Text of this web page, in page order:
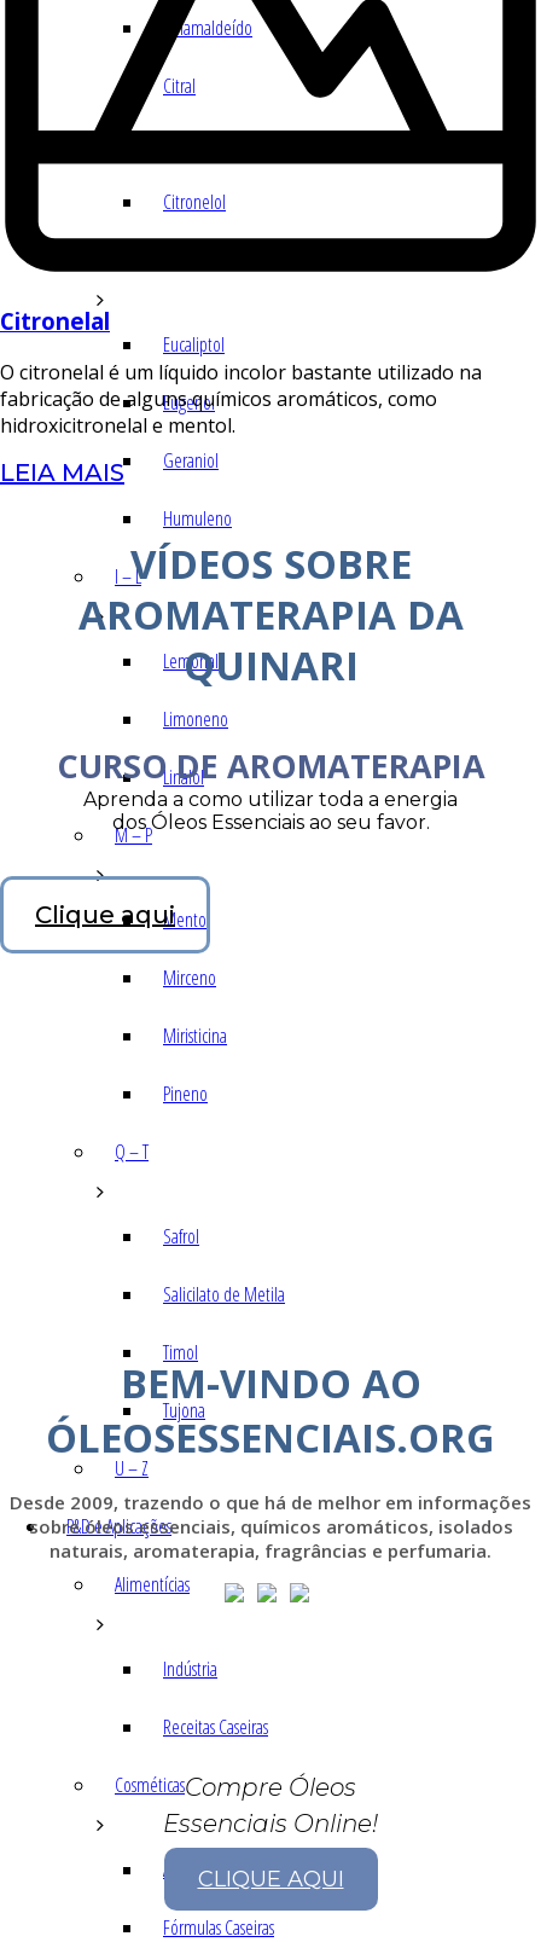
Cinamaldeído
Citral
Citronelol
Eucaliptol
Eugenol
Geraniol
Humuleno
I – L
Lemonal
Limoneno
Linalol
M – P
Mentol
Mirceno
Miristicina
Pineno
Q – T
Safrol
Salicilato de Metila
Timol
Tujona
U – Z
P&D e Aplicações
Alimentícias
Indústria
Receitas Caseiras
Cosméticas
Aromaterapia
Fórmulas Caseiras
Citronelal
O citronelal é um líquido incolor bastante utilizado na
fabricação de alguns químicos aromáticos, como
hidroxicitronelal e mentol.
LEIA MAIS
VÍDEOS SOBRE
AROMATERAPIA DA
QUINARI
CURSO DE AROMATERAPIA
Aprenda a como utilizar toda a energia
dos Óleos Essenciais ao seu favor.
Clique aqui
BEM-VINDO AO
ÓLEOSESSENCIAIS.ORG
Desde 2009, trazendo o que há de melhor em informações
sobre óleos essenciais, químicos aromáticos, isolados
naturais, aromaterapia, fragrâncias e perfumaria.
Compre Óleos
Essenciais Online!
CLIQUE AQUI